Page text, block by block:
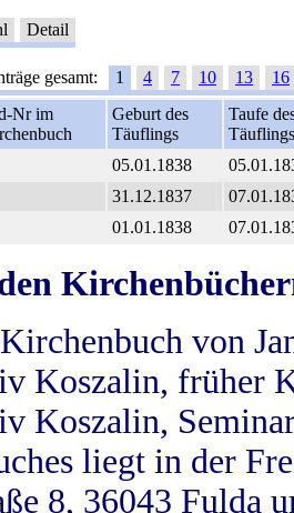
Detail
gesamt: 1 4 7 10 13
16
Nr im
Geburt des
Täuflings
Taufe
Täuflings
05.01.1838
31.12.1837
01.01.1838
von
Koszalin, früher
Koszalin,
liegt in der
8, 36043 Fulda